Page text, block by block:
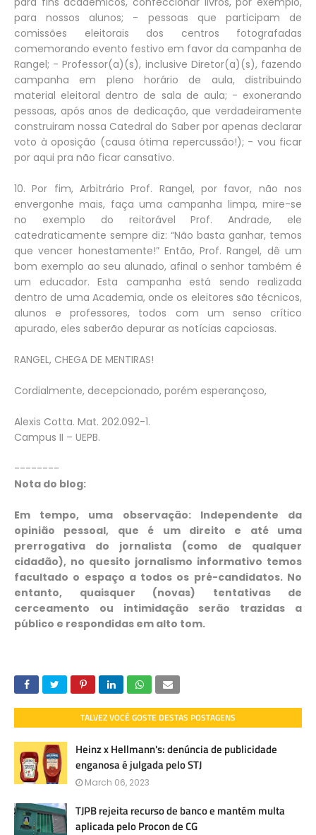
para nossos alunos; - pessoas que participam de
comissões eleitorais dos centros fotografadas
comemorando evento festivo em favor da campanha de
Rangel; - Professor(a)(s), inclusive Diretor(a)(s), fazendo
campanha em pleno horário de aula, distribuindo
material eleitoral dentro de sala de aula; - exonerando
pessoas, após anos de dedicação, que verdadeiramente
construiram nossa Catedral do Saber por apenas declarar
voto à oposição (causa ótima repercussão!); - vou ficar
por aqui pra não ficar cansativo.
10. Por fim, Arbitrário Prof. Rangel, por favor, não nos
envergonhe mais, faça uma campanha limpa, mire-se
no exemplo do reitorável Prof. Andrade, ele
catedraticamente sempre diz: “Não basta ganhar, temos
que vencer honestamente!” Então, Prof. Rangel, dê um
bom exemplo ao seu alunado, afinal o senhor também é
um educador. Esta campanha está sendo realizada
dentro de uma Academia, onde os eleitores são técnicos,
alunos e professores, todos com um senso crítico
apurado, eles saberão depurar as notícias capciosas.
RANGEL, CHEGA DE MENTIRAS!
Cordialmente, decepcionado, porém esperançoso,
Alexis Cotta. Mat. 202.092-1.
Campus II – UEPB.
--------
Nota do blog:
Em tempo, uma observação: Independente da
opinião pessoal, que é um direito e até uma
prerrogativa do jornalista (como de qualquer
cidadão), no quesito jornalismo informativo temos
facultado o espaço a todos os pré-candidatos. No
entanto, quaisquer (novas) tentativas de
cerceamento ou intimidação serão trazidas a
público e respondidas em alto tom.
TALVEZ VOCÊ GOSTE DESTAS POSTAGENS
Heinz x Hellmann's: denúncia de publicidade
enganosa é julgada pelo STJ
March 06, 2023
TJPB rejeita recurso de banco e mantém multa
aplicada pelo Procon de CG